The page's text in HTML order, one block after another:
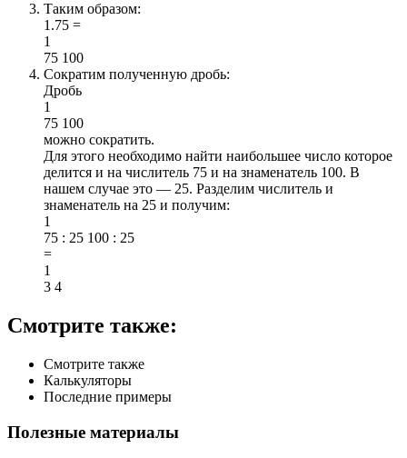
Таким образом:
1.75 =
1
75 100
Сократим полученную дробь:
Дробь
1
75 100
можно сократить.
Для этого необходимо найти наибольшее число которое
делится и на числитель 75 и на знаменатель 100. В
нашем случае это — 25. Разделим числитель и
знаменатель на 25 и получим:
1
75 : 25 100 : 25
=
1
3 4
Смотрите также:
Смотрите также
Калькуляторы
Последние примеры
Полезные материалы